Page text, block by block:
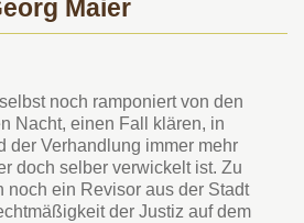
Maier
noch ramponiert von den
Nacht, einen Fall klären, in
der Verhandlung immer mehr
doch selber verwickelt ist. Zu
noch ein Revisor aus der Stadt
der Justiz auf dem